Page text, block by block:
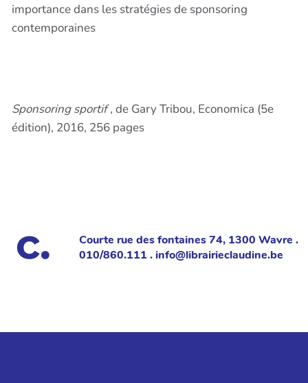
importance dans les stratégies de sponsoring
contemporaines
Sponsoring sportif, de Gary Tribou, Economica (5e
édition), 2016, 256 pages
Courte rue des fontaines 74, 1300 Wavre .
010/860.111 . info@librairieclaudine.be